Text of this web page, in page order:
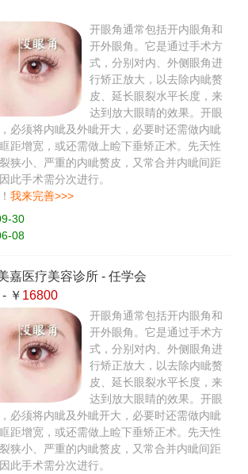
开眼角通常包括开内眼角和
开外眼角。它是通过手术方
式，分别对内、外侧眼角进
行矫正放大，以去除内眦赘
皮、延长眼裂水平长度，来
达到放大眼睛的效果。开眼
必须将内眦及外眦开大，必要时还需做内眦
距增宽，或还需做上睑下垂矫正术。先天性
狭小、严重的内眦赘皮，又常合并内眦间距
此手术需分次进行。
我来完善>>>
30
08
嘉医疗美容诊所 -任学会
- ￥ 16800
开眼角通常包括开内眼角和
开外眼角。它是通过手术方
式，分别对内、外侧眼角进
行矫正放大，以去除内眦赘
皮、延长眼裂水平长度，来
达到放大眼睛的效果。开眼
必须将内眦及外眦开大，必要时还需做内眦
距增宽，或还需做上睑下垂矫正术。先天性
狭小、严重的内眦赘皮，又常合并内眦间距
此手术需分次进行。